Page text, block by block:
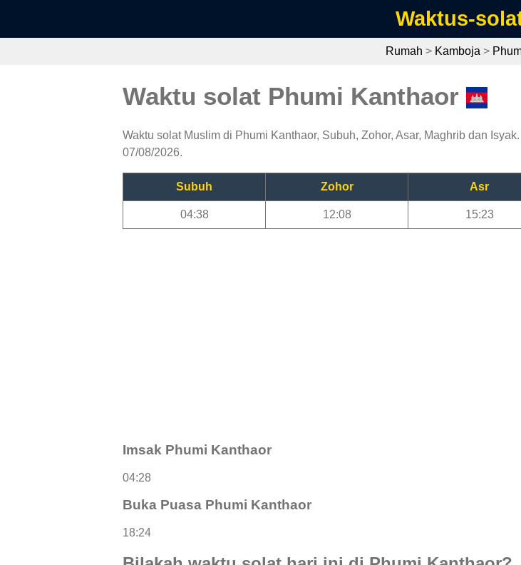
Waktus-
Rumah > Kamboja >
Waktu solat Phumi Kanthaor
Waktu solat Muslim di Phumi Kanthaor, Subuh, Zohor, Asar, Maghrib dan
07/08/2026.
Subuh Zohor Asr
04:38 12:08 15:23
Imsak Phumi Kanthaor
04:28
Buka Puasa Phumi Kanthaor
18:24